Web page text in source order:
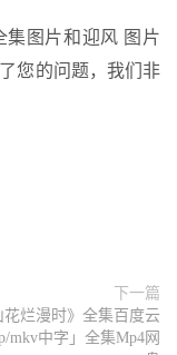
集图片和迎风 图片
您的问题，我们非
下一篇
花烂漫时》全集百度云
mkv中字」全集Mp4网